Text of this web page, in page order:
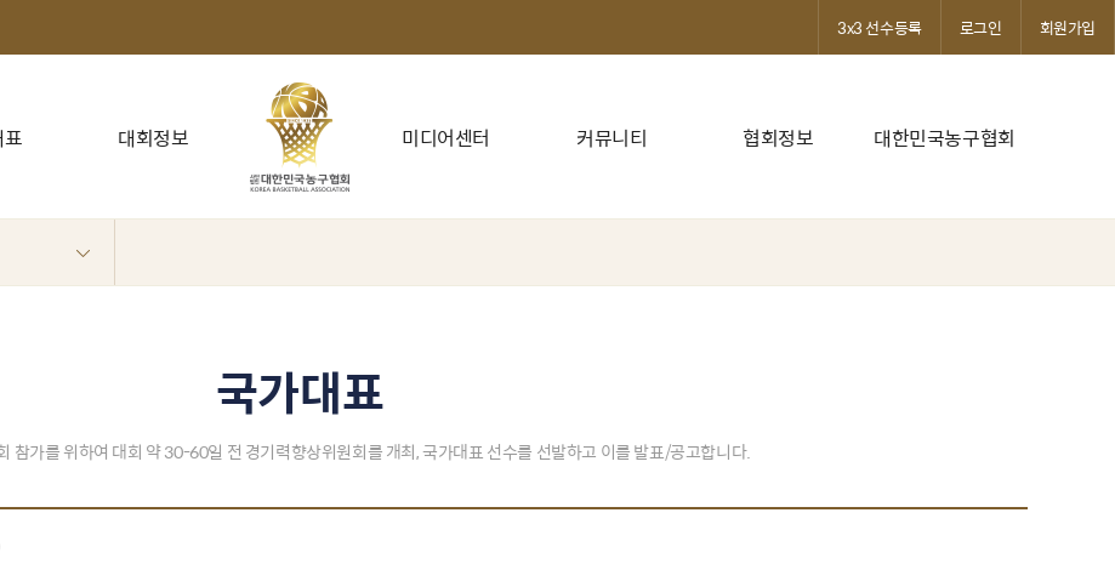
대회정보 미디어센터 커뮤니티 협회정보 대한민국농구협회
3x3 선수등록 로그인 회원가입
국가대표
참가를 위하여 대회 약 30-60일 전 경기력향상위원회를 개최, 국가대표 선수를 선발하고 이를 발표/공고합니다.